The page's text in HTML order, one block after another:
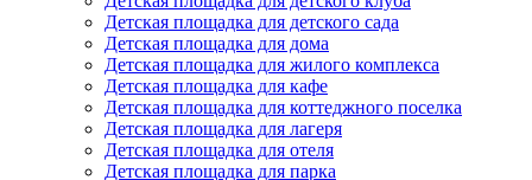
Детская площадка для детского сада
Детская площадка для дома
Детская площадка для жилого комплекса
Детская площадка для кафе
Детская площадка для коттеджного поселка
Детская площадка для лагеря
Детская площадка для отеля
Детская площадка для парка